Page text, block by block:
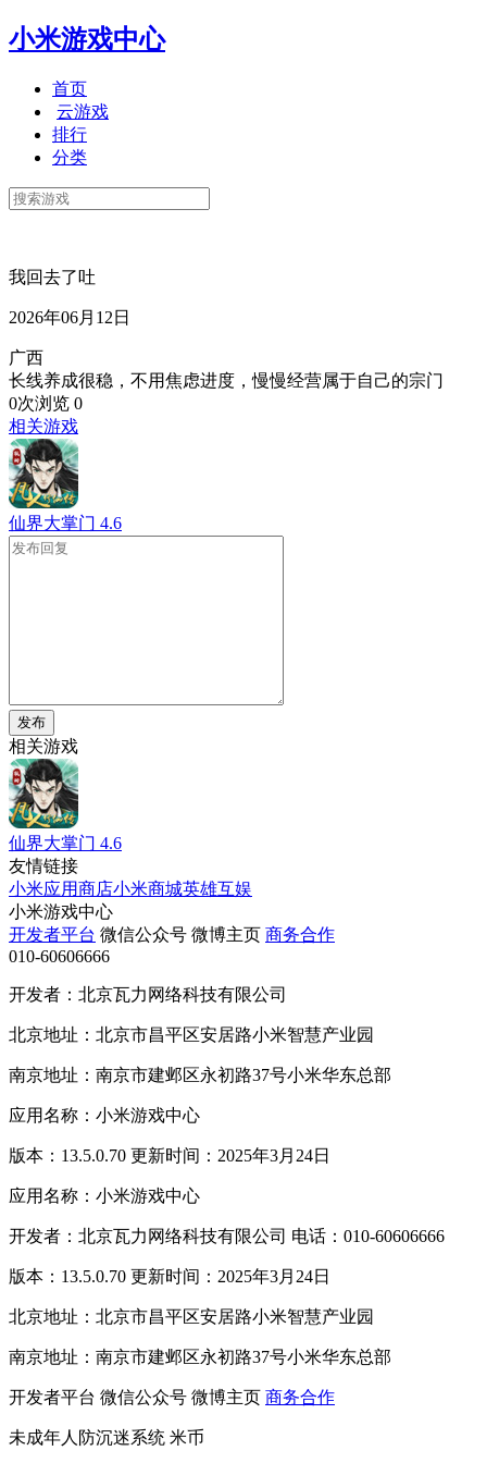
小米游戏中心
首页
云游戏
排行
分类
我回去了吐
2026年06月12日
广西
长线养成很稳，不用焦虑进度，慢慢经营属于自己的宗门
0次浏览 0
相关游戏
仙界大掌门 4.6
发布
相关游戏
仙界大掌门 4.6
友情链接
小米应用商店小米商城英雄互娱
小米游戏中心
开发者平台 微信公众号 微博主页 商务合作
010-60606666
开发者：北京瓦力网络科技有限公司
北京地址：北京市昌平区安居路小米智慧产业园
南京地址：南京市建邺区永初路37号小米华东总部
应用名称：小米游戏中心
版本：13.5.0.70 更新时间：2025年3月24日
应用名称：小米游戏中心
开发者：北京瓦力网络科技有限公司 电话：010-60606666
版本：13.5.0.70 更新时间：2025年3月24日
北京地址：北京市昌平区安居路小米智慧产业园
南京地址：南京市建邺区永初路37号小米华东总部
开发者平台 微信公众号 微博主页 商务合作
未成年人防沉迷系统 米币